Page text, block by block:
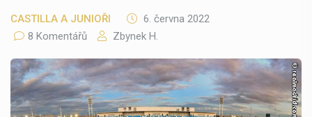
CASTILLA A JUNIOŘI
6. června 2022
8 Komentářů
Zbynek H.